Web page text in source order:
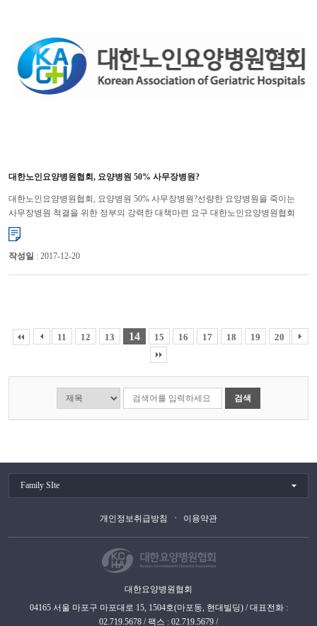
대한노인요양병원협회, 요양병원 50% 사무장병원?
대한노인요양병원협회, 요양병원 50% 사무장병원?선량한 요양병원을 죽이는
사무장병원 척결을 위한 정부의 강력한 대책마련 요구 대한노인요양병원협회
(회장 이필순, 이하 협회)가 일반인이 운영하는 불법 ‘사무장병원’...
작성일 : 2017-12-20
11 12 13 14 15 16 17 18 19 20
검색
Family SIte
개인정보취급방침 이용약관
대한요양병원협회
04165 서울 마포구 마포대로 15, 1504호(마포동, 현대빌딩) / 대표전화 :
02.719.5678 / 팩스 : 02.719.5679 /